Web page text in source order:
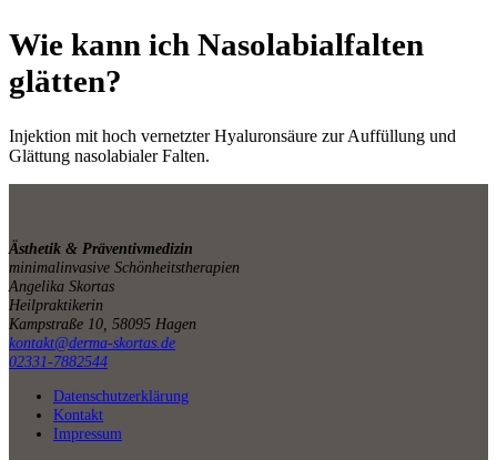
Wie kann ich Nasolabialfalten
glätten?
Injektion mit hoch vernetzter Hyaluronsäure zur Auffüllung und
Glättung nasolabialer Falten.
Ästhetik & Präventivmedizin
minimalinvasive Schönheitstherapien
Angelika Skortas
Heilpraktikerin
Kampstraße 10, 58095 Hagen
kontakt@derma-skortas.de
02331-7882544
Datenschutzerklärung
Kontakt
Impressum